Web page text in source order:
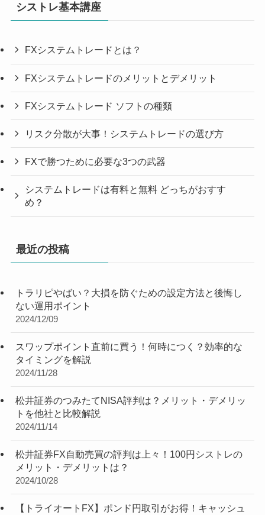
シストレ基本講座
FXシステムトレードとは？
FXシステムトレードのメリットとデメリット
FXシステムトレード ソフトの種類
リスク分散が大事！システムトレードの選び方
FXで勝つために必要な3つの武器
システムトレードは有料と無料 どっちがおすす
め？
最近の投稿
トラリピやばい？大損を防ぐための設定方法と後悔し
ない運用ポイント
2024/12/09
スワップポイント直前に買う！何時につく？効率的な
タイミングを解説
2024/11/28
松井証券のつみたてNISA評判は？メリット・デメリッ
トを他社と比較解説
2024/11/14
松井証券FX自動売買の評判は上々！100円シストレの
メリット・デメリットは？
2024/10/28
【トライオートFX】ポンド円取引がお得！キャッシュ